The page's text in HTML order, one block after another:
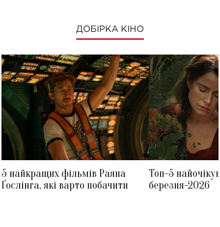
ДОБІРКА КІНО
5 найкращих фільмів Раяна
Ґослінга, які варто побачити
Топ-5
березня-2026